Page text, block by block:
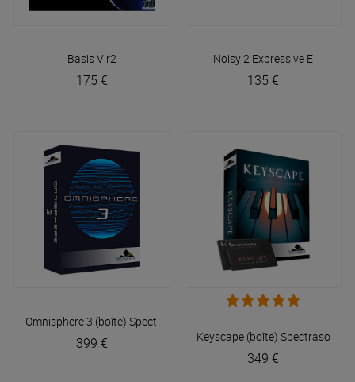
BasisVir2
175 €
Noisy 2 Expressive E
135 €
Omnisphere 3 (boîte) Spectrasonics
399 € Keyscape (boîte) Spectrasonics
349 €